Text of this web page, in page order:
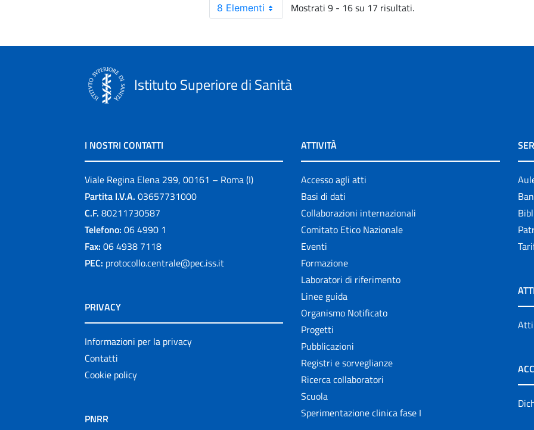
8 Elementi Mostrati 9 - 16 su 17 risultati.
Istituto Superiore di Sanità
I NOSTRI CONTATTI
Viale Regina Elena 299, 00161 – Roma (I)
Partita I.V.A. 03657731000
C.F. 80211730587
Telefono: 06 4990 1
Fax: 06 4938 7118
PEC: protocollo.centrale@pec.iss.it
PRIVACY
Informazioni per la privacy
Contatti
Cookie policy
PNRR
ATTIVITÀ
Accesso agli atti
Basi di dati
Collaborazioni internazionali
Comitato Etico Nazionale
Eventi
Formazione
Laboratori di riferimento
Linee guida
Organismo Notificato
Progetti
Pubblicazioni
Registri e sorveglianze
Ricerca collaboratori
Scuola
Sperimentazione clinica fase I
Atti